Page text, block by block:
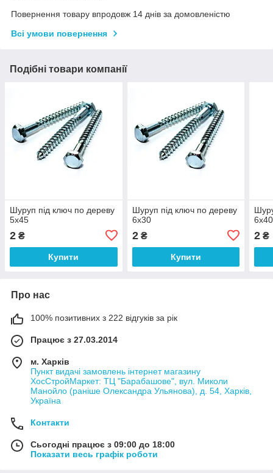
Повернення товару впродовж 14 днів за домовленістю
Всі умови повернення
Подібні товари компанії
Шуруп під ключ по дереву
5х45
2 ₴
Купити
Шуруп під ключ по дереву
6х30
2₴
Купити
6х40
2 ₴
Про нас
100% позитивних з 222 відгуків за рік
Працює з 27.03.2014
м. Харків
Пункт видачі замовлень інтернет магазину
ХосСтройМаркет: ТЦ "Барабашове", вул. Миколи
Манойло (раніше Олександра Ульянова), д. 54, Харків,
Україна
Контакти
Сьогодні працює з 09:00 до 18:00
Показати весь графік роботи